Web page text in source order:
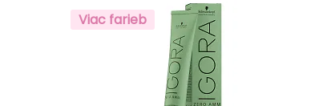
Viac farieb